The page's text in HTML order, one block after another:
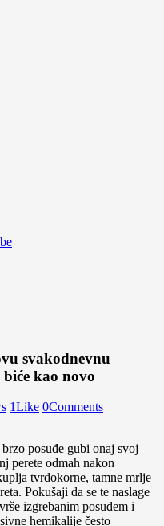
svakodnevnu
kao novo
1Like 0Comments
posuđe gubi onaj svoj
perete odmah nakon
tvrdokorne, tamne mrlje
Pokušaji da se te naslage
izgrebanim posuđem i
hemikalije često